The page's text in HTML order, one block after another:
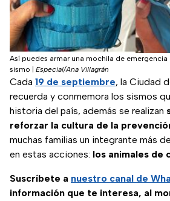
Así puedes armar una mochila de
sismo
Especial/Ana Villagrán
Cada 19 de septiembre, la Ciudad
recuerda y conmemora los sismos
historia del país, además se realizan
reforzar la cultura de la
muchas familias un integrante más
en estas acciones: los animales de
Suscríbete a nuestro canal de
información que te interesa, al